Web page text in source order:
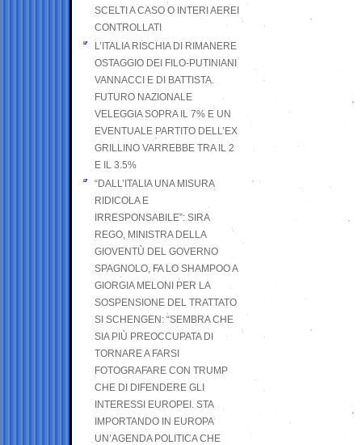
SCELTI A CASO O INTERI AEREI
CONTROLLATI
L’ITALIA RISCHIA DI RIMANERE
OSTAGGIO DEI FILO-PUTINIANI
VANNACCI E DI BATTISTA.
FUTURO NAZIONALE
VELEGGIA SOPRA IL 7% E UN
EVENTUALE PARTITO DELL’EX
GRILLINO VARREBBE TRA IL 2
E IL 3.5%
“DALL’ITALIA UNA MISURA
RIDICOLA E
IRRESPONSABILE”: SIRA
REGO, MINISTRA DELLA
GIOVENTÙ DEL GOVERNO
SPAGNOLO, FA LO SHAMPOO A
GIORGIA MELONI PER LA
SOSPENSIONE DEL TRATTATO
SI SCHENGEN: “SEMBRA CHE
SIA PIÙ PREOCCUPATA DI
TORNARE A FARSI
FOTOGRAFARE CON TRUMP
CHE DI DIFENDERE GLI
INTERESSI EUROPEI. STA
IMPORTANDO IN EUROPA
UN’AGENDA POLITICA CHE